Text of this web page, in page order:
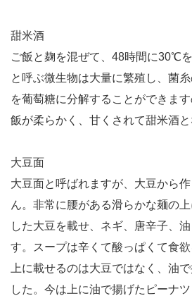
甜米酒
ご飯と麹を混ぜて、48時間に30℃
と呼ぶ微生物は大量に繁殖し、菌
を葡萄糖に分解することができま
飯が柔らかく、甘くされて甜米酒と
大豆面
大豆面と呼ばれますが、大豆から
ん。非常に腰がある滑らかな麺の
した大豆を載せ、ネギ、唐辛子、
す。スープは辛くて酸っぱくて食
上に載せるのは大豆ではなく、油
した。今は上に油で揚げたピーナ